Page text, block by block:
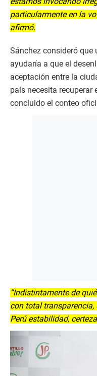
particularmente en la
afirmó.
Sánchez consideró
ayudaría a que el
aceptación entre la
país necesita
concluido el conteo
“Indistintamente de
con total transparencia,
Perú estabilidad,